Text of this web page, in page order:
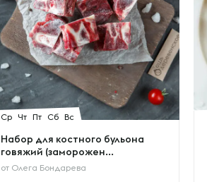
Ср Чт Пт Сб Вс
Набор для костного бульона
говяжий (заморожен...
от Олега Бондарева